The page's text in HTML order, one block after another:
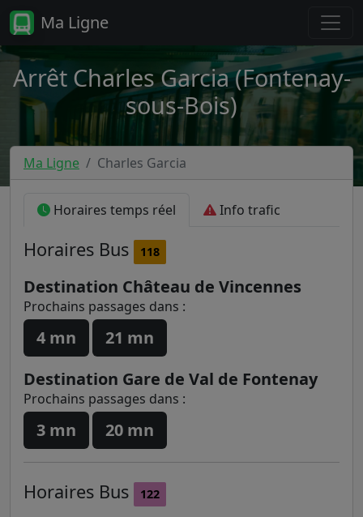
Ma Ligne
Arrêt Charles Garcia (Fontenay-
sous-Bois)
Ma Ligne Charles Garcia
Horaires temps réel Info trafic
Horaires Bus 118
Destination Château de Vincennes
Prochains passages dans :
4 mn
21 mn
Destination Gare de Val de Fontenay
Prochains passages dans :
3 mn 20 mn
Horaires Bus 122